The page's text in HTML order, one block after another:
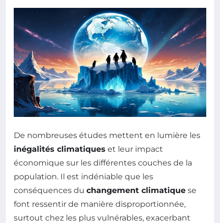
De nombreuses études mettent en lumière les
inégalités climatiques et leur impact
économique sur les différentes couches de la
population. Il est indéniable que les
conséquences du changement climatique se
font ressentir de manière disproportionnée,
surtout chez les plus vulnérables, exacerbant